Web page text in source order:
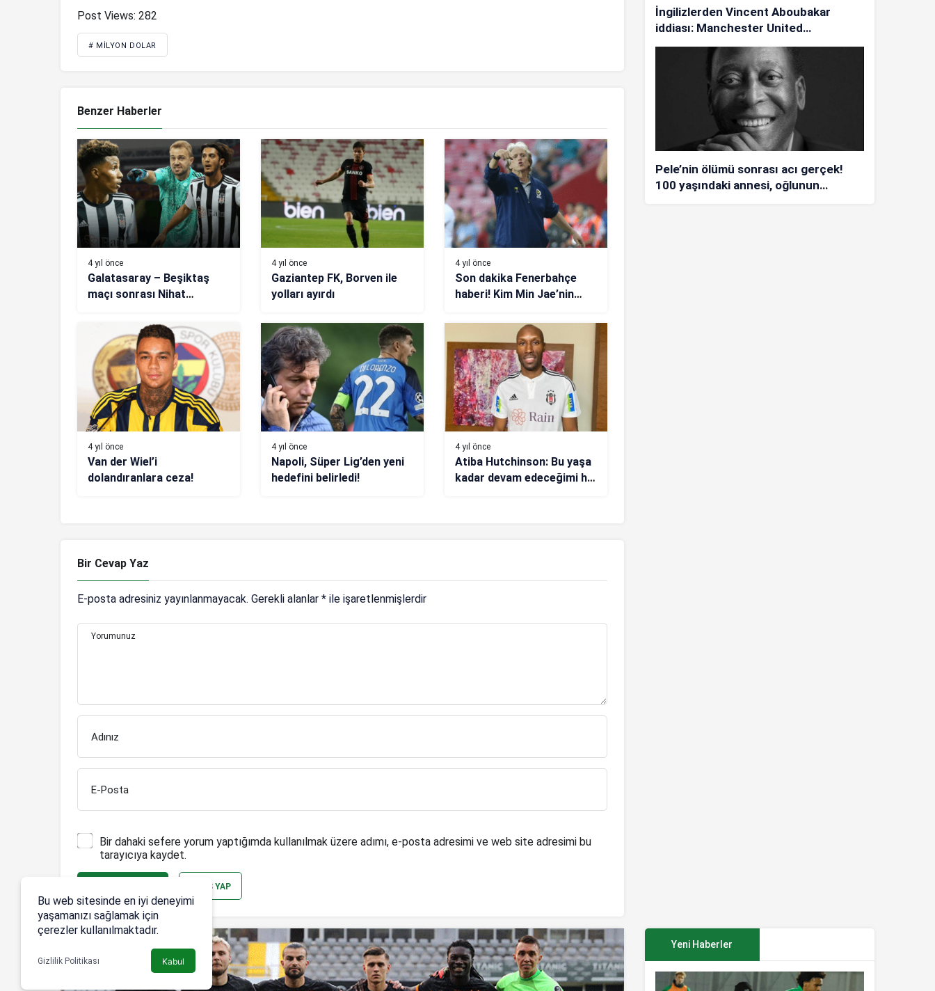
Post Views: 282
# MILYON DOLAR
Benzer Haberler
4 yıl önce
Galatasaray – Beşiktaş
maçı sonrası Nihat
4 yıl önce
Gaziantep FK, Borven ile
yolları ayırdı
4 yıl önce
Son dakika Fenerbahçe
haberi! Kim Min Jae’nin
buldu
4 yıl önce
Van der Wiel’i
dolandıranlara ceza!
4 yıl önce
Napoli, Süper Lig’den yeni
hedefini belirledi!
4 yıl önce
Atiba Hutchinson: Bu yaşa
kadar devam edeceğimi hiç
Bir Cevap Yaz
E-posta adresiniz yayınlanmayacak. Gerekli alanlar * ile işaretlenmişlerdir
Yorumunuz
Adınız
E-Posta
Bir dahaki sefere yorum yaptığımda kullanılmak üzere adımı, e-posta adresimi ve web site adresimi bu
tarayıcıya kaydet.
GIRIŞ YAP
İngilizlerden Vincent Aboubakar
iddiası: Manchester United…
Pele’nin ölümü sonrası acı gerçek!
100 yaşındaki annesi, oğlunun
Yeni Haberler
Bu web sitesinde en iyi deneyimi
yaşamanızı sağlamak için
çerezler kullanılmaktadır.
Gizlilik Politikası Kabul